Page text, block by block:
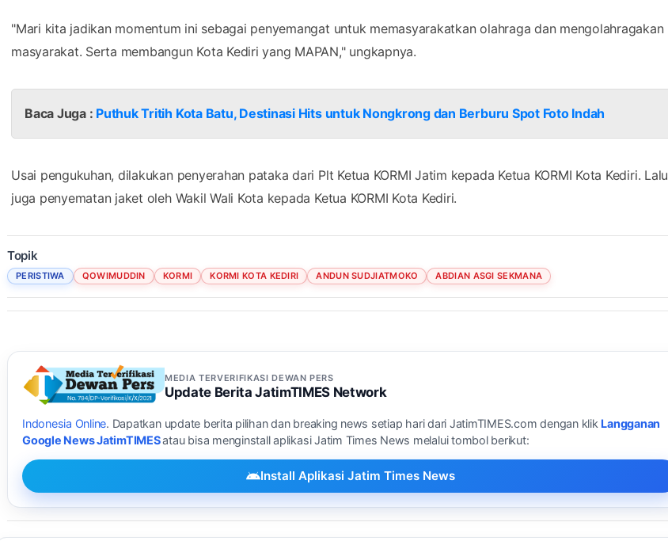
"Mari kita jadikan momentum ini sebagai penyemangat untuk memasyarakatkan olahraga dan mengolahragakan
masyarakat. Serta membangun Kota Kediri yang MAPAN," ungkapnya.
Baca Juga : Puthuk Tritih Kota Batu, Destinasi Hits untuk Nongkrong dan Berburu Spot Foto Indah
Usai pengukuhan, dilakukan penyerahan pataka dari Plt Ketua KORMI Jatim kepada Ketua KORMI Kota Kediri. Lalu
juga penyematan jaket oleh Wakil Wali Kota kepada Ketua KORMI Kota Kediri.
Topik
PERISTIWA QOWIMUDDIN KORMI KORMI KOTA KEDIRI ANDUN SUDJIATMOKO ABDIAN ASGI SEKMANA
MEDIA TERVERIFIKASI DEWAN PERS
Update Berita JatimTIMES Network
Indonesia Online. Dapatkan update berita pilihan dan breaking news setiap hari dari JatimTIMES.com dengan klik Langganan
Google News JatimTIMESatau bisa menginstall aplikasi Jatim Times News melalui tombol berikut:
Install Aplikasi Jatim Times News